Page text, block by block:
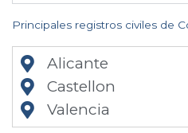
Principales registros civiles de
Alicante
Castellon
Valencia